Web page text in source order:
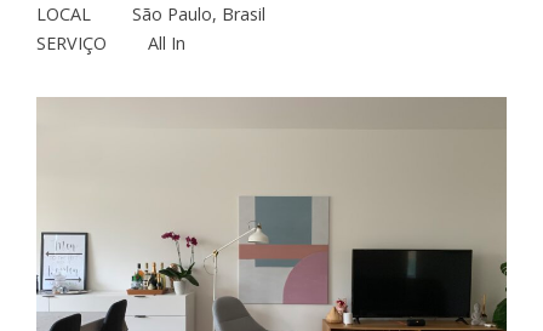
LOCAL
São Paulo, Brasil
SERVIÇO
All In